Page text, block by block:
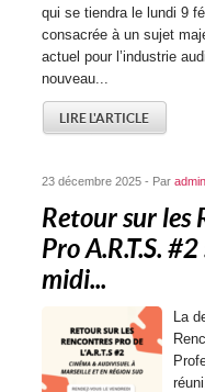
qui se tiendra le lundi 9
consacrée à un sujet
actuel pour l’industrie
nouveau...
LIRE L'ARTICLE
23 décembre 2025 - Paradmin
Retour sur les
Pro A.R.T.S.
midi...
La